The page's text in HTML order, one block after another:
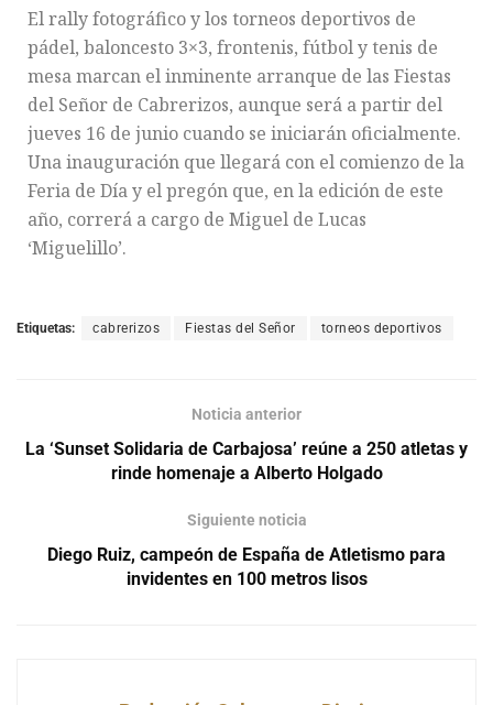
El rally fotográfico y los torneos deportivos de
pádel, baloncesto 3×3, frontenis, fútbol y tenis de
mesa marcan el inminente arranque de las Fiestas
del Señor de Cabrerizos, aunque será a partir del
jueves 16 de junio cuando se iniciarán oficialmente.
Una inauguración que llegará con el comienzo de la
Feria de Día y el pregón que, en la edición de este
año, correrá a cargo de Miguel de Lucas
‘Miguelillo’.
Etiquetas: cabrerizos Fiestas del Señor torneos deportivos
Noticia anterior
La ‘Sunset Solidaria de Carbajosa’ reúne a 250 atletas y
rinde homenaje a Alberto Holgado
Siguiente noticia
Diego Ruiz, campeón de España de Atletismo para
invidentes en 100 metros lisos